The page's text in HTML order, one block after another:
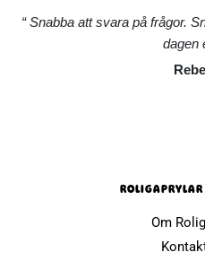
Snabba att svara på frågor.
dagen
Om